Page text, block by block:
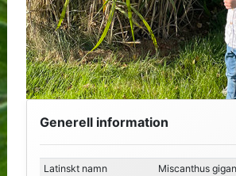
Generell information
Latinskt namn
Miscanthus